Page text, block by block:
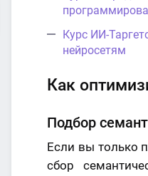
Курс ИИ-
нейросетям
Как
Подбор
Если вы только
сбор